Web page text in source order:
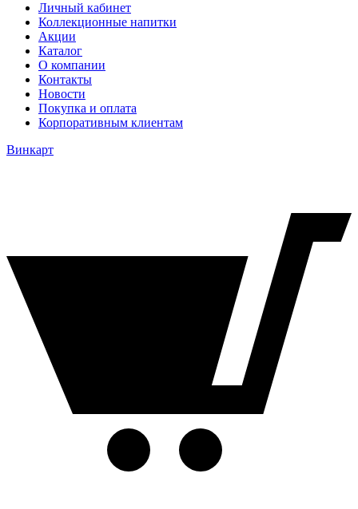
Личный кабинет
Коллекционные напитки
Акции
Каталог
О компании
Контакты
Новости
Покупка и оплата
Корпоративным клиентам
Винкарт